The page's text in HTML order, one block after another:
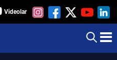
Videolar